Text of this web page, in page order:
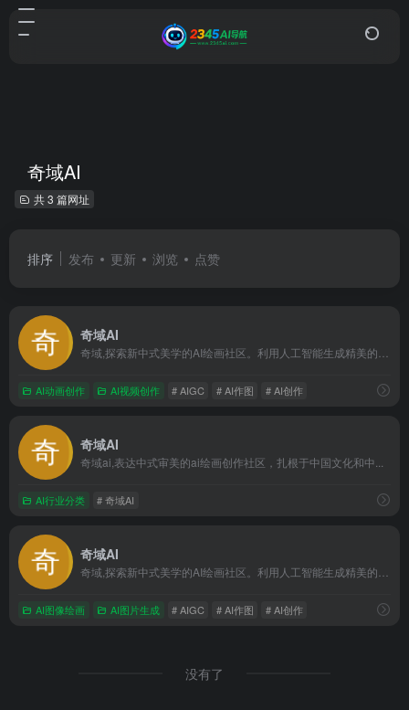
奇域AI
共 3 篇网址
排序 发布 更新 浏览 点赞
奇域AI
AI动画创作 AI视频创作 # AIGC # AI作图 # AI创作
奇域AI
奇域ai,表达中式审美的ai绘画创作社区，扎根于中国文化和中...
AI行业分类 # 奇域AI
奇域AI
AI图像绘画 AI图片生成 # AIGC # AI作图 # AI创作
没有了